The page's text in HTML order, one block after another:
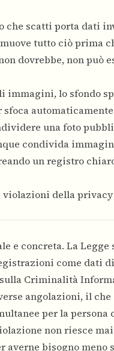
che scatti porta dati
tutto ciò prima
dovrebbe, non può
immagini, lo sfondo
una foto
condivida
un registro
della
e concreta. La
come dati
Criminalità
angolazioni, il
per la persona
non riesce
bisogno meno